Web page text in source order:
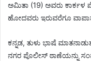
ಅಮಿತಾ (19) ಅವರು ಕಾರ್ಕಳ
ಹೋದವರು ಇರುವರೆಗೂ
ಕನ್ನಡ, ತುಳು ಭಾಷೆ
ನಗರ ಪೊಲೀಸ್‌ ಠಾಣೆಯನ್ನು